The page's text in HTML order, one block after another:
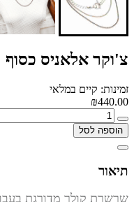
צ'וקר אלאניס כסוף
זמינות: קיים במלאי
₪440.00
הוספה לסל
תיאור
שרשרת קולר מדורגת